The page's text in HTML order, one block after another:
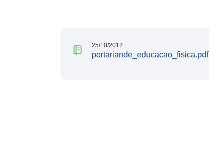
25/10/2012
portariande_educacao_fisica.pdf